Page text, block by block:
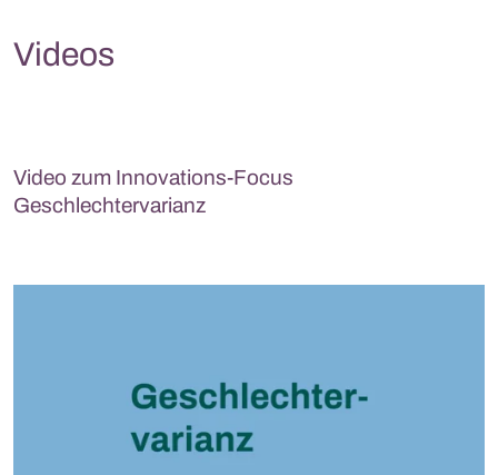
Videos
Video zum Innovations-Focus
Geschlechtervarianz